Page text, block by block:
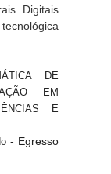
Digitais
DE
EM
E
- Egresso